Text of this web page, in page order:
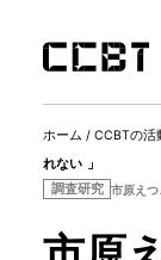
ホーム / CCBTの活
れない 」
調査研究 市原えつ